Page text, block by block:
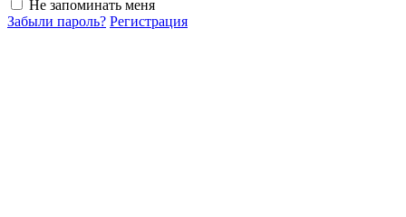
Не запоминать меня
Забыли пароль? Регистрация